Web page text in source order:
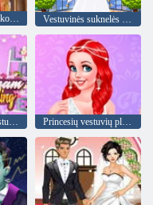
Mergaitiškos indiškos vestuvės Vestuvinės suknelės žaidimas
Mano svajonių vestuvės Princesių vestuvių planuotojos